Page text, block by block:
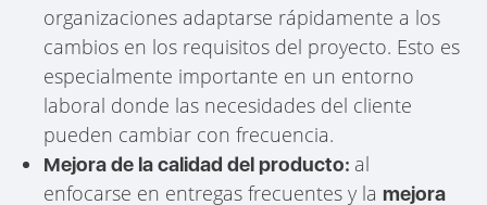
organizaciones adaptarse rápidamente a los
cambios en los requisitos del proyecto. Esto es
especialmente importante en un entorno
laboral donde las necesidades del cliente
pueden cambiar con frecuencia.
Mejora de la calidad del producto: al
enfocarse en entregas frecuentes y lamejora